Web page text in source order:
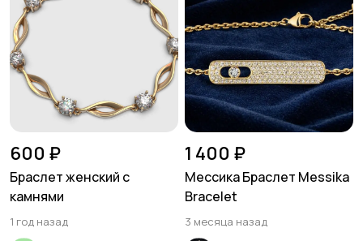
600 ₽
Браслет женский с
камнями
1 год назад
1 400 ₽
Мессика Браслет Messika
Bracelet
3 месяца назад